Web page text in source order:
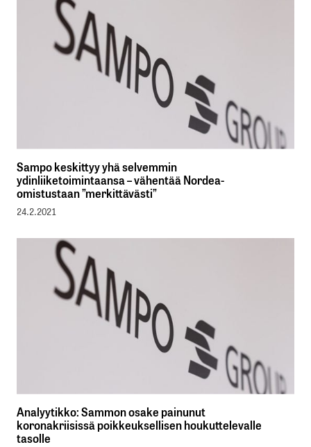
Sampo keskittyy yhä selvemmin
ydinliiketoimintaansa – vähentää Nordea-
omistustaan ”merkittävästi”
24.2.2021
Analyytikko: Sammon osake painunut
koronakriisissä poikkeuksellisen houkuttelevalle
tasolle